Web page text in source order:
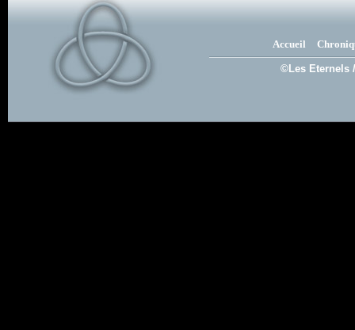
Accueil
©Les Eternels